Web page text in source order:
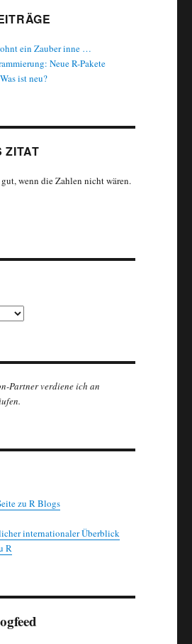
ein Zauber inne …
Neue R-Pakete
ist neu?
ZITAT
wenn die Zahlen nicht wären.
Partner verdiene ich an
zu R Blogs
internationaler Überblick
R